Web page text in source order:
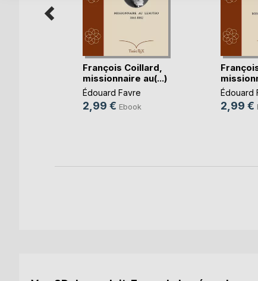
François Coillard,
missionnaire au(...)
Édouard Favre
2,99 € Ebook
Édouard
2,99 €